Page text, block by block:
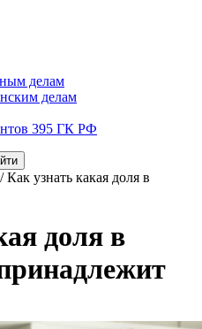
делам
делам
395 ГК РФ
/ Как узнать какая доля в
доля в